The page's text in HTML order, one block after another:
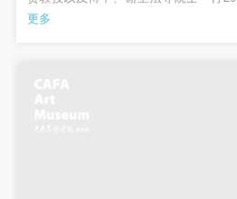
馆长唐斌接待到访的来宾并陪同参观了
宗津艺术回顾展”和“原作100：收藏家
更多